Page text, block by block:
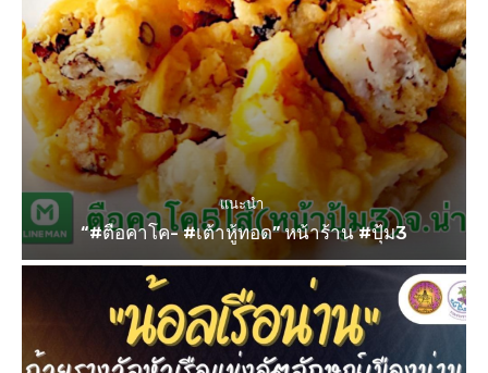
แนะนำ
“#ตือคาโค- #เต้าหู้ทอด” หน้าร้าน #ปุ้ม3